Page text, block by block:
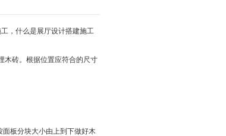
，什么是展厅设计搭建施工
木砖。根据位置应符合的尺寸
板分块大小由上到下做好木